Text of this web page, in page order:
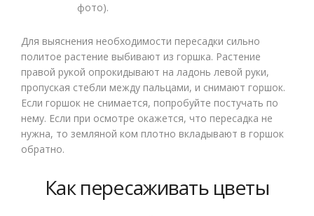
фото).
Для выяснения необходимости пересадки сильно
политое растение выбивают из горшка. Растение
правой рукой опрокидывают на ладонь левой руки,
пропуская стебли между пальцами, и снимают горшок.
Если горшок не снимается, попробуйте постучать по
нему. Если при осмотре окажется, что пересадка не
нужна, то земляной ком плотно вкладывают в горшок
обратно.
Как пересаживать цветы